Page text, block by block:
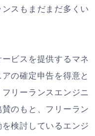
スもまだまだ多くい
ビスを提供するマネ
の確定申告を得意と
リーランスエンジニ
のもと、フリーラン
検討しているエンジ